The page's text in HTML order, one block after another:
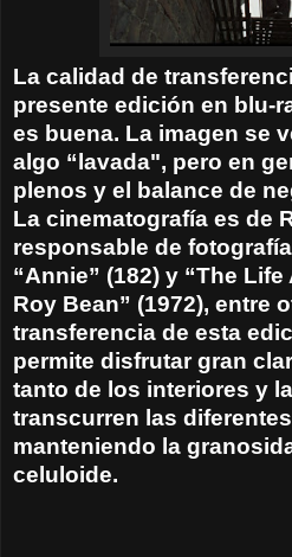
La calidad de
presente edición en blu-
es buena. La imagen se
algo “lavada", pero en
plenos y el balance de
La cinematografía es de
responsable de
“Annie” (182) y “The
Roy Bean” (1972), entre
transferencia de esta
permite disfrutar gran
tanto de los interiores y
transcurren las
manteniendo la
celuloide.